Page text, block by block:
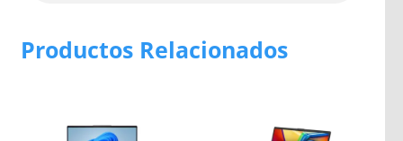
Productos Relacionados